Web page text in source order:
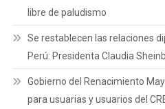
libre de paludismo
Se restablecen las relaciones
Perú: Presidenta Claudia
Gobierno del Renacimiento
para usuarias y usuarios del